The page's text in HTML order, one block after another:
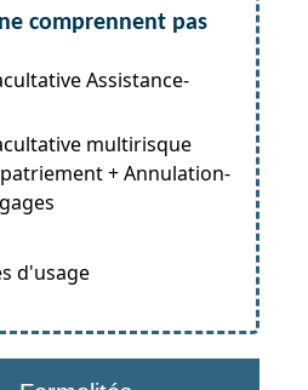
comprennent pas
Assistance-
multirisque
+ Annulation-
d'usage